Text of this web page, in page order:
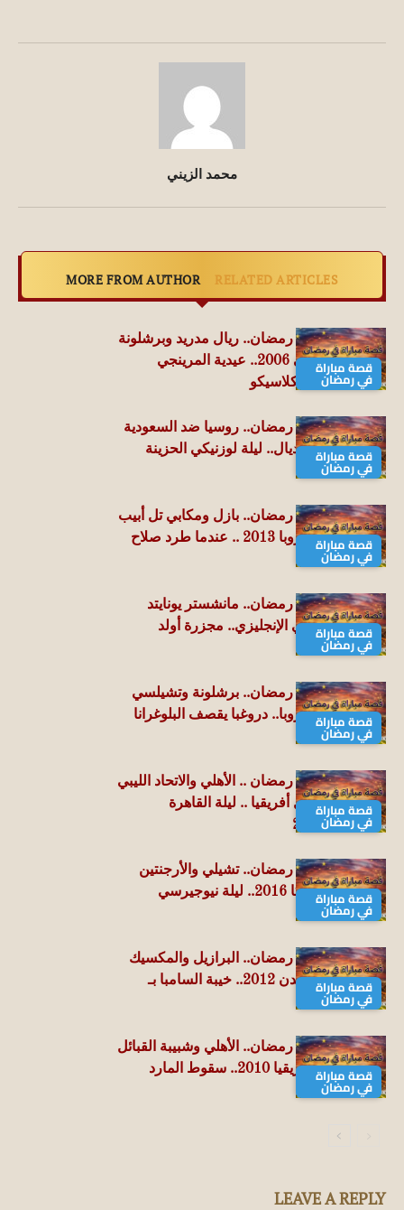
محمد الزيني
RELATED ARTICLES
MORE FROM AUTHOR
قصة مباراة
في رمضان
قصة مباراة في رمضان.. ريال مدريد وبرشلونة
الدوري الإسباني 2006.. عيدية المرينجي
لجماهيره في الكلاسيكو
قصة مباراة
في رمضان
قصة مباراة في رمضان.. روسيا ضد السعودية
في افتتاح المونديال.. ليلة لوزنيكي الحزينة
2018
قصة مباراة
في رمضان
قصة مباراة في رمضان.. بازل ومكابي تل أبيب
دوري أبطال أوروبا 2013 .. عندما طرد صلاح
فريق الاحتلال
قصة مباراة
في رمضان
قصة مباراة في رمضان.. مانشستر يونايتد
وأرسنال الدوري الإنجليزي.. مجزرة أولد
ترافورد 2011
قصة مباراة
في رمضان
قصة مباراة في رمضان.. برشلونة وتشيلسي
دوري أبطال أوروبا.. دروغبا يقصف البلوغرانا
2006
قصة مباراة
في رمضان
قصة مباراة في رمضان .. الأهلي والاتحاد الليبي
في دوري أبطال أفريقيا .. ليلة القاهرة
الرمضانية 2007
قصة مباراة
في رمضان
قصة مباراة في رمضان.. تشيلي والأرجنتين
نهائي كوبا أمريكا 2016.. ليلة نيوجيرسي
الحزينة
قصة مباراة
في رمضان
قصة مباراة في رمضان.. البرازيل والمكسيك
نهائي أولمبياد لندن 2012.. خيبة السامبا بـ
ويمبلي
قصة مباراة
في رمضان
قصة مباراة في رمضان.. الأهلي وشبيبة القبائل
دوري أبطال أفريقيا 2010.. سقوط المارد
الأحمر
LEAVE A REPLY